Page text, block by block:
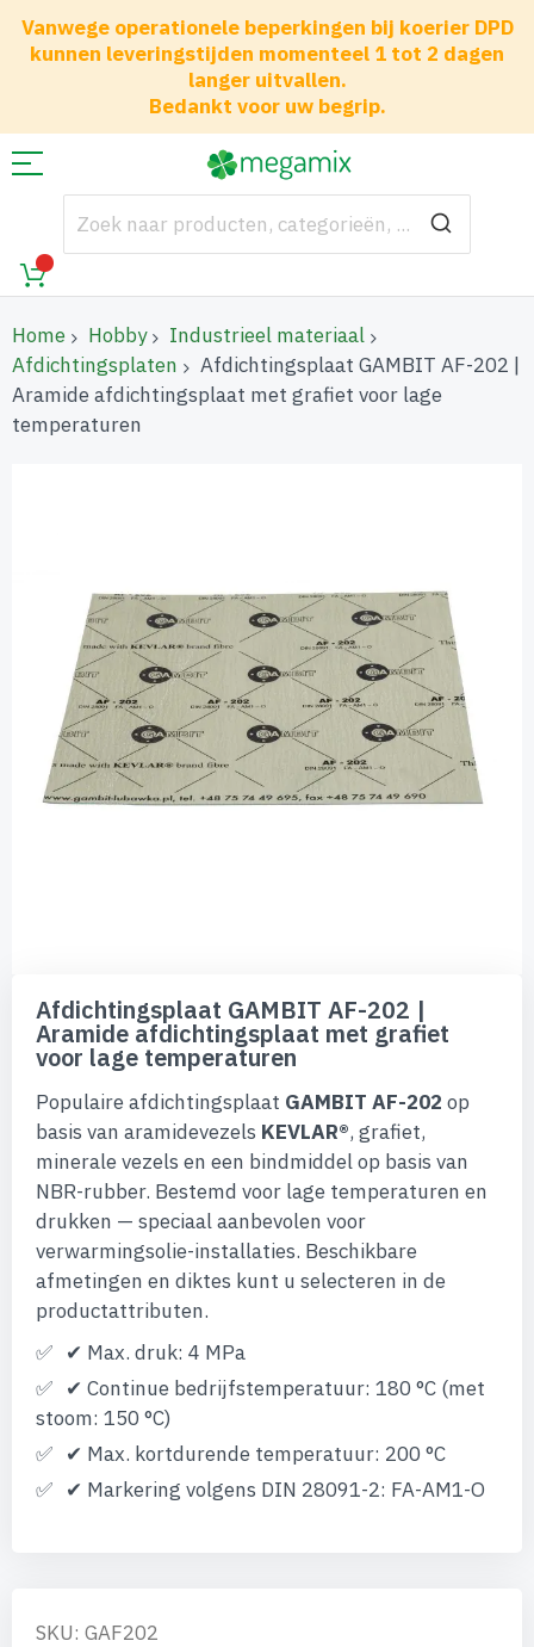
Vanwege operationele beperkingen bij koerier DPD
kunnen leveringstijden momenteel 1 tot 2 dagen
langer uitvallen.
Bedankt voor uw begrip.
Home Hobby
Industrieel materiaal
Afdichtingsplaten
Afdichtingsplaat GAMBIT AF-202 |
Aramide afdichtingsplaat met grafiet voor lage
temperaturen
afbeeldingen-
naar
begin
afbeeldingen-
gallerij
Afdichtingsplaat GAMBIT AF-202 |
Aramide afdichtingsplaat met grafiet
voor lage temperaturen
Populaire afdichtingsplaat GAMBIT AF-202 op
basis van aramidevezels KEVLAR®, grafiet,
minerale vezels en een bindmiddel op basis van
NBR-rubber. Bestemd voor lage temperaturen en
drukken — speciaal aanbevolen voor
verwarmingsolie-installaties. Beschikbare
afmetingen en diktes kunt u selecteren in de
productattributen.
✔ Max. druk: 4 MPa
✔ Continue bedrijfstemperatuur: 180 °C (met
stoom: 150 °C)
✔ Max. kortdurende temperatuur: 200 °C
✔ Markering volgens DIN 28091-2: FA-AM1-O
SKU: GAF202